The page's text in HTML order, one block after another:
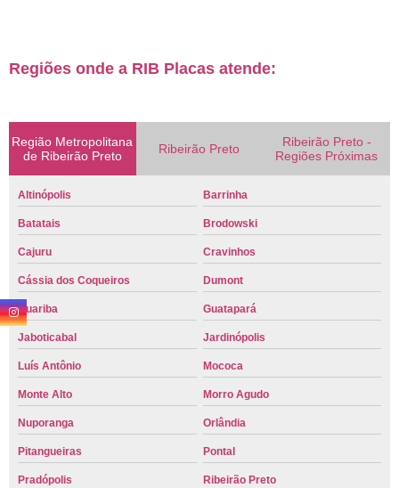
Regiões onde a RIB Placas atende:
Região Metropolitana
de Ribeirão Preto
Ribeirão Preto
Ribeirão Preto -
Regiões Próximas
Altinópolis Barrinha
Batatais Brodowski
Cajuru Cravinhos
Cássia dos Coqueiros Dumont
Guariba Guatapará
Jaboticabal Jardinópolis
Luís Antônio Mococa
Monte Alto Morro Agudo
Nuporanga Orlândia
Pitangueiras Pontal
Pradópolis Ribeirão Preto